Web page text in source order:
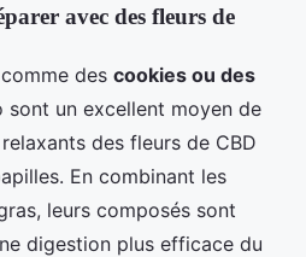
avec des fleurs de
des cookies ou des
sont un excellent moyen de
des fleurs de CBD
En combinant les
leurs composés sont
digestion plus efficace du